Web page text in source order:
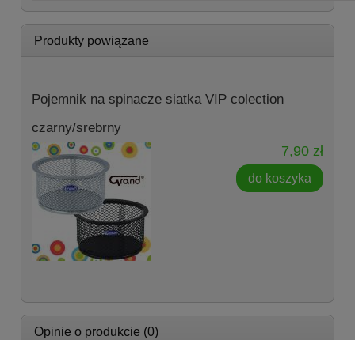
Produkty powiązane
Pojemnik na spinacze siatka VIP colection
czarny/srebrny
7,90 zł
do koszyka
Opinie o produkcie (0)